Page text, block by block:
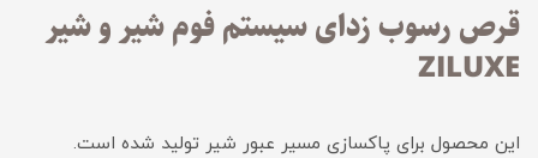
قرص رسوب زدای سیستم فوم‌ شیر و شیر
ZILUXE
این محصول برای پاکسازی مسیر عبور شیر تولید شده است.